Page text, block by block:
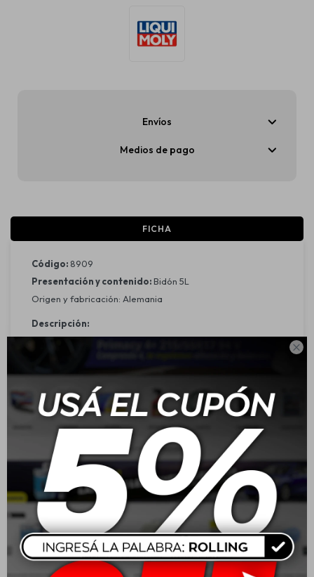

Envíos
Medios de pago
FICHA
Código: 8909
Presentación y contenido:Bidón 5L
Origen y fabricación: Alemania
Descripción:
todo el año. Sometido a prueba en turbocompresores y
catalizadores. Aceite probado y recomendado por los
pilotos Liqui Moly del automovilismo nacional.
Características:
Presión de aceite óptima en todas las
revoluciones.Lubricación fiable a temperaturas extremas
tanto altas como bajas.Estabilidad alta contra corte de la
película de aceite y contra envejecimiento.Probado en
motores con turbo y con convertidor catalítico.
Aplicación:
Recomendado para vehículos de carrera y todo deporte